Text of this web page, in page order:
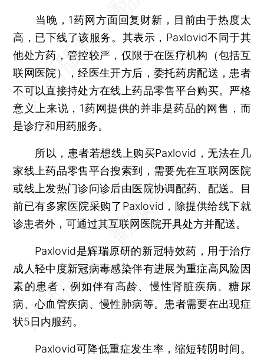
当晚，1药网方面回复财新，目前由于热度太
高，已下线了该服务。其表示，Paxlovid不同于其
他处方药，管控较严，仅限于在医疗机构（包括互
联网医院），经医生开方后，委托药房配送，患者
不可以直接持处方在线上药品零售平台购买。严格
意义上来说，1药网提供的并非是药品的网售，而
是诊疗和用药服务。
所以，患者若想线上购买Paxlovid，无法在几
家线上药品零售平台搜索到，需要先在互联网医院
或线上发热门诊问诊后由医院协调配药、配送。目
前已有多家医院采购了Paxlovid，除提供给线下就
诊患者外，可通过其互联网医院开具处方并配送。
Paxlovid是辉瑞原研的新冠特效药，用于治疗
成人轻中度新冠病毒感染伴有进展为重症高风险因
素的患者，例如伴有高龄、慢性肾脏疾病、糖尿
病、心血管疾病、慢性肺病等。患者需要在出现症
状5日内服药。
Paxlovid可降低重症发生率，缩短转阴时间。